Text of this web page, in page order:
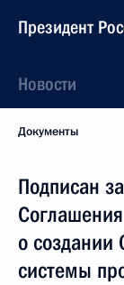
Президент
Новости
Документы
Подписан
о создании
системы